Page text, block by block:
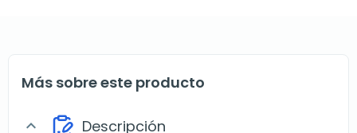
Más sobre este producto
expand_more Descripción